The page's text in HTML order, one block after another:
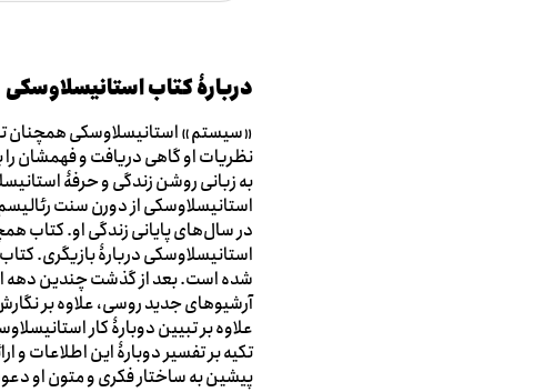
دربارۀ کتاب استانیسلاوسکی
«سیستم» استانیسلاوسکی همچنان
نظریات او گاهی دریافت و فهمشان
به زبانی روشن زندگی و حرفۀ
استانیسلاوسکی از دورن سنت
در سال‌های پایانی زندگی او. کتاب
استانیسلاوسکی دربارۀ بازیگری.
شده است. بعد از گذشت چندین دهه از
آرشیوهای جدید روسی، علاوه بر
علاوه بر تبیین دوبارۀ کار
تکیه بر تفسیر دوبارۀ این اطلاعات
پیشین به ساختار فکری و متون او